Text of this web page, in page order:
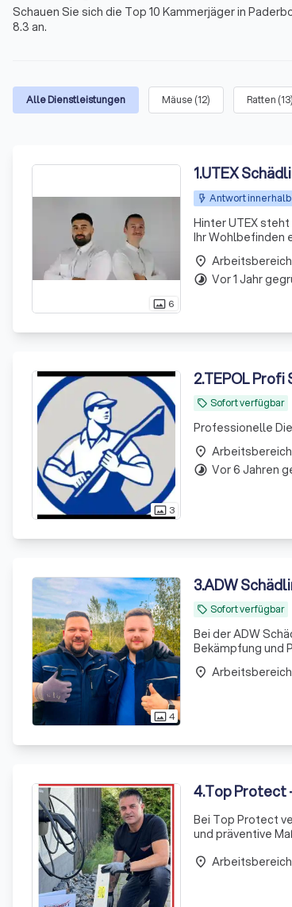
Schauen Sie sich die Top 10 Kammerjäger in
8.3 an.
Alle Dienstleistungen Mäuse (12) Ratten (13)
photo_size_select_actual 6
1.UTEX
Antwort innerhalb
Hinter UTEX
Ihr Wohlbefinden
Ratten, Ameisen
place
timelapse Vor 1 Jahr
photo_size_select_actual 3
2.TEPOL Profi
local_offer Sofort verfügbar
Professionelle
place
timelapse Vor 6 Jahren
photo_size_select_actual4
3.ADW
local_offer Sofort verfügbar
Bei der ADW
Bekämpfung und
Desinfektoren
Methoden, um Ih
place
4.Top Protect
Bei Top Protect
und präventive
place